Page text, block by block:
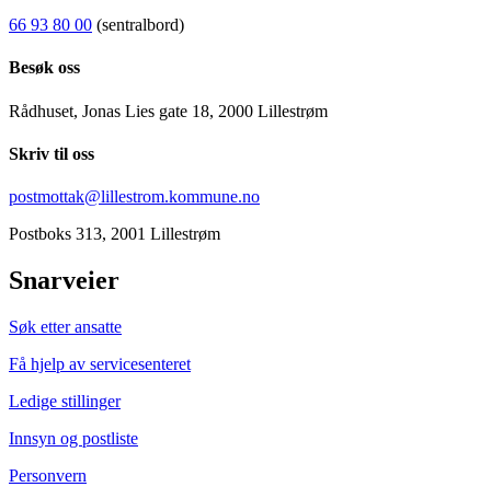
66 93 80 00 (sentralbord)
Besøk oss
Rådhuset, Jonas Lies gate 18, 2000 Lillestrøm
Skriv til oss
postmottak@lillestrom.kommune.no
Postboks 313, 2001 Lillestrøm
Snarveier
Søk etter ansatte
Få hjelp av servicesenteret
Ledige stillinger
Innsyn og postliste
Personvern